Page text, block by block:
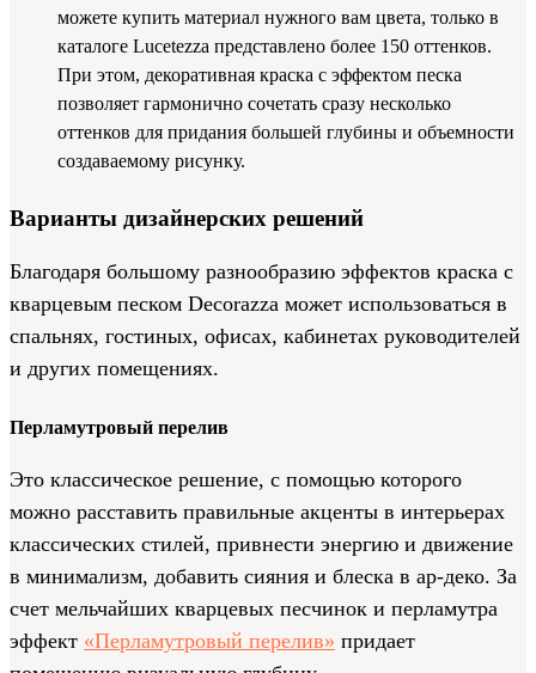
можете купить материал нужного вам цвета, только в
каталоге Lucetezza представлено более 150 оттенков.
При этом, декоративная краска с эффектом песка
позволяет гармонично сочетать сразу несколько
оттенков для придания большей глубины и объемности
создаваемому рисунку.
Варианты дизайнерских решений
Благодаря большому разнообразию эффектов краска с
кварцевым песком Decorazza может использоваться в
спальнях, гостиных, офисах, кабинетах руководителей
и других помещениях.
Перламутровый перелив
Это классическое решение, с помощью которого
можно расставить правильные акценты в интерьерах
классических стилей, привнести энергию и движение
в минимализм, добавить сияния и блеска в ар-деко. За
счет мельчайших кварцевых песчинок и перламутра
эффект «Перламутровый перелив» придает